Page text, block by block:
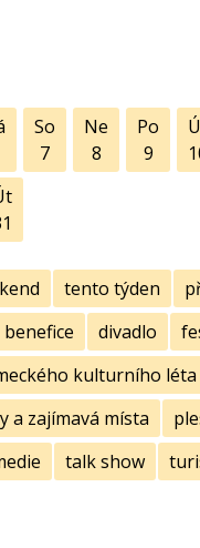
So
7
Ne
8
Po
9
tento týden
benefice divadlo
kulturního
a zajímavá místa
talk show